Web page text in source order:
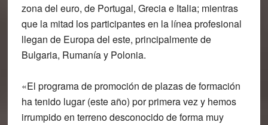
zona del euro, de Portugal, Grecia e Italia; mientras
que la mitad los participantes en la línea profesional
llegan de Europa del este, principalmente de
Bulgaria, Rumanía y Polonia.
«El programa de promoción de plazas de formación
ha tenido lugar (este año) por primera vez y hemos
irrumpido en terreno desconocido de forma muy